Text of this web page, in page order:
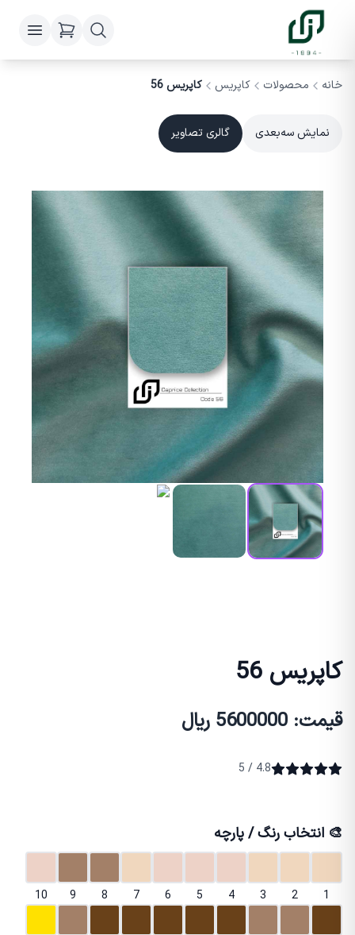
خانه محصولات کاپریس کاپریس 56
نمایش سه‌بعدی گالری تصاویر
کاپریس 56
قیمت: 5600000 ریال
4.8 / 5
🎨 انتخاب رنگ / پارچه
1
2
3
4
5
6
7
8
9
10